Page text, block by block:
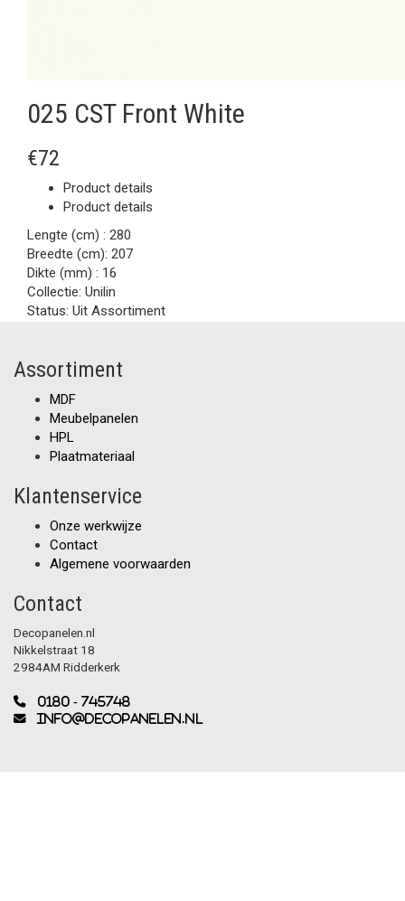
025 CST Front White
€72
Product details
Product details
Lengte (cm) : 280
Breedte (cm): 207
Dikte (mm) : 16
Collectie: Unilin
Status: Uit Assortiment
Assortiment
MDF
Meubelpanelen
HPL
Plaatmateriaal
Klantenservice
Onze werkwijze
Contact
Algemene voorwaarden
Contact
Decopanelen.nl
Nikkelstraat 18
2984AM Ridderkerk
0180 - 745748
info@decopanelen.nl